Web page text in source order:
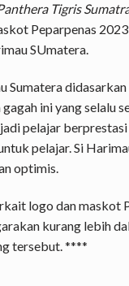
Tigris
Peparpenas
SUmatera.
Sumatera
ini yang selalu
pelajar
pelajar. Si
optimis.
logo dan maskot
kurang lebih
tersebut. ****